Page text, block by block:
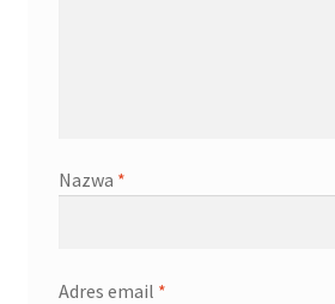
Nazwa *
Adres email *